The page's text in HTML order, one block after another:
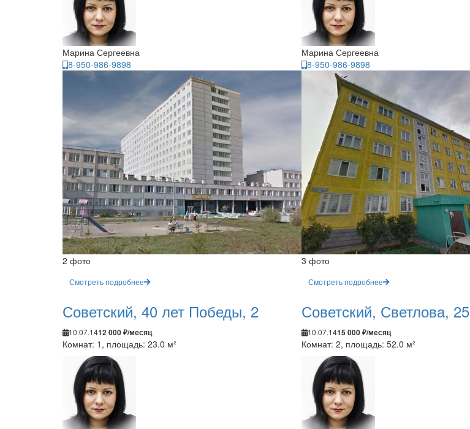
Марина Сергеевна
8-950-986-9898
Марина Сергеевна
8-950-986-9898
2 фото
Смотреть подробнее
Советский, 40 лет Победы, 2
10.07.1412 000 ₽/месяц
Комнат: 1, площадь: 23.0 м²
3 фото
Смотреть подробнее
Советский, Светлова, 25
10.07.1415 000 ₽/месяц
Комнат: 2, площадь: 52.0 м²